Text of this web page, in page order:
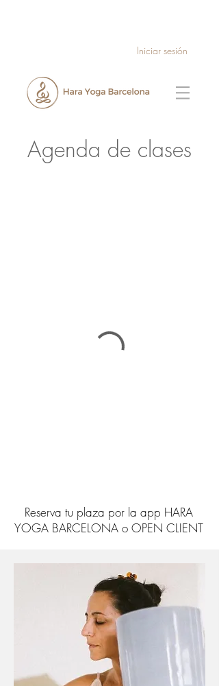
Iniciar sesión
Agenda de clases
Reserva tu plaza por la app HARA
YOGA BARCELONA o OPEN CLIENT